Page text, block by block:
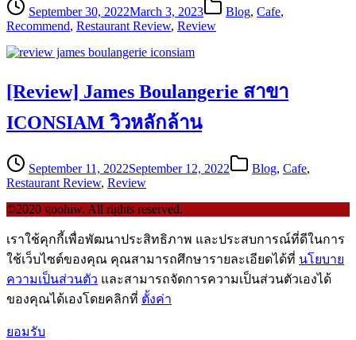
September 30, 2022March 3, 2023 Blog, Cafe,
Recommend, Restaurant Review, Review
[Review] James Boulangerie สาขา
ICONSIAM วิวหลักล้าน
September 11, 2022September 12, 2022 Blog, Cafe,
Restaurant Review, Review
©2020 goohiw. All rights reserved.
เราใช้คุกกี้เพื่อพัฒนาประสิทธิภาพ และประสบการณ์ที่ดีในการ
ใช้เว็บไซต์ของคุณ คุณสามารถศึกษารายละเอียดได้ที่ นโยบาย
ความเป็นส่วนตัว และสามารถจัดการความเป็นส่วนตัวเองได้
ของคุณได้เองโดยคลิกที่ ตั้งค่า
ยอมรับ